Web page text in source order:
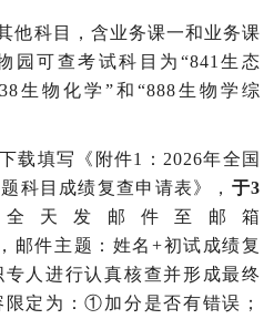
他科目，含业务课一和业务课
园可查考试科目为“841生态
生物化学”和“888生物学综
载填写《附件1：2026年全国
科目成绩复查申请表》， 于3
全天发邮件至邮箱
，邮件主题：姓名+初试成绩复
人进行认真核查并形成最终
定为：①加分是否有错误；